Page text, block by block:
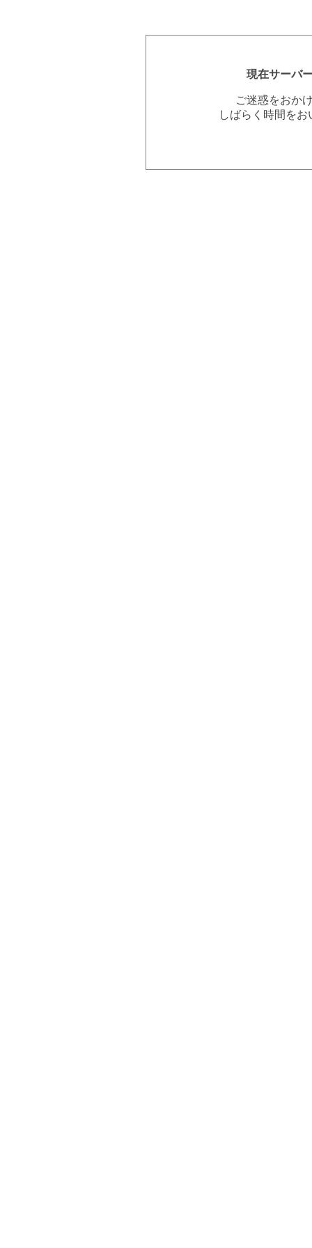
現在サーバ
ご迷惑をおか
しばらく時間を